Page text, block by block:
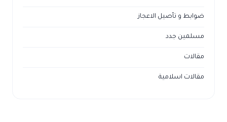
ضوابط و تأصيل الاعجاز
مسلمين جدد
مقالات
مقالات اسلامية